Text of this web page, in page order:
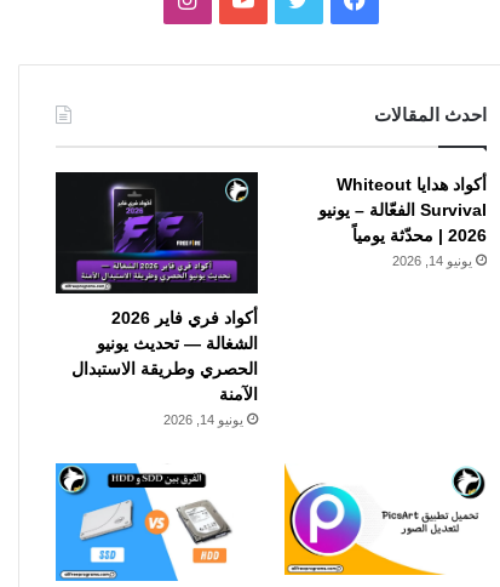
احدث المقالات
أكواد هدايا Whiteout
Survival الفعّالة – يونيو
2026 | محدّثة يومياً
يونيو 14, 2026
أكواد فري فاير 2026
الشغالة — تحديث يونيو
الحصري وطريقة الاستبدال
الآمنة
يونيو 14, 2026